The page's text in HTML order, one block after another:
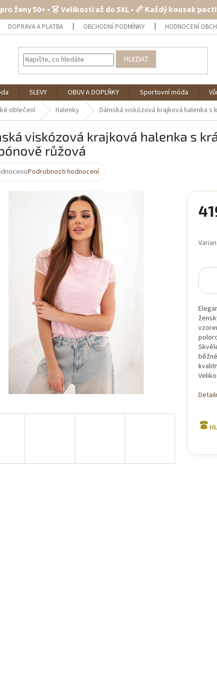
ženy 50+ • 👗 Velikosti až do 5XL • 📏 Každý kousek
DOPRAVA A PLATBA OBCHODNÍ PODMÍNKY HODNOCENÍ
HLEDAT
SLEVY OBUV A DOPLŇKY Sportovní móda
oblečení Halenky Dámská viskózová krajková halenka
viskózová krajková halenka s
růžová
Podrobnosti hodnocení
cena: